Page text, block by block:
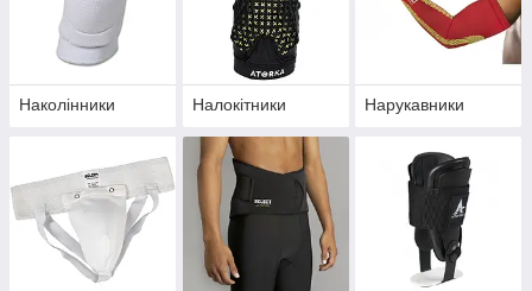
Наколінники Налокітники Нарукавники